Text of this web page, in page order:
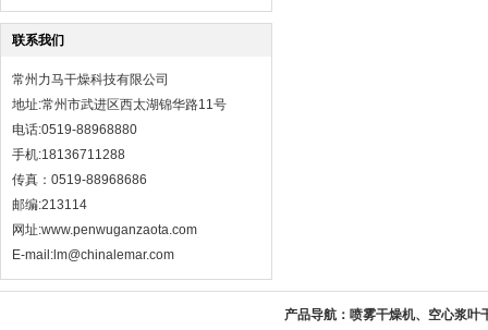
联系我们
常州力马干燥科技有限公司
地址:常州市武进区西太湖锦华路11号
电话:0519-88968880
手机:18136711288
传真：0519-88968686
邮编:213114
网址:www.penwuganzaota.com
E-mail:lm@chinalemar.com
产品导航： 喷雾干燥机、空心浆叶